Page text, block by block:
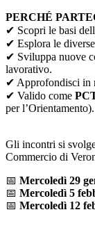
PERCHÉ
✔ Scopri le basi
✔ Esplora le
✔ Sviluppa nuove
lavorativo.
✔ Approfondisci in
✔ Valido come
per l’Orientamento).
Gli incontri si
Commercio di
📅 Mercoledì 29
📅 Mercoledì 5
📅 Mercoledì 12